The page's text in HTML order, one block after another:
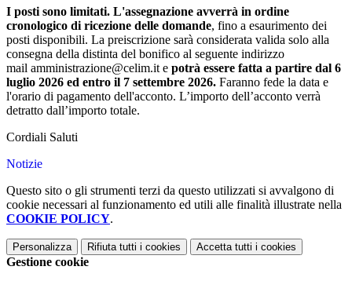
I posti sono limitati. L'assegnazione avverrà in ordine
cronologico di ricezione delle domande, fino a esaurimento dei
posti disponibili. La preiscrizione sarà considerata valida solo alla
consegna della distinta del bonifico al seguente indirizzo
mail amministrazione@celim.it e potrà essere fatta a partire dal 6
luglio 2026 ed entro il 7 settembre 2026. Faranno fede la data e
l'orario di pagamento dell'acconto. L’importo dell’acconto verrà
detratto dall’importo totale.
Cordiali Saluti
Notizie
Questo sito o gli strumenti terzi da questo utilizzati si avvalgono di
cookie necessari al funzionamento ed utili alle finalità illustrate nella
COOKIE POLICY.
Personalizza Rifiuta tutti i cookies Accetta tutti i cookies
Gestione cookie